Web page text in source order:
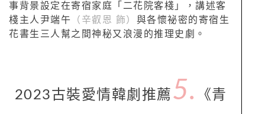
事背景設定在寄宿家庭「二花院客棧」，講述客
棧主人尹端午 （辛叡恩 飾） 與各懷祕密的寄宿生
花書生三人幫之間神秘又浪漫的推理史劇。
2023古裝愛情韓劇推薦 5.
《青